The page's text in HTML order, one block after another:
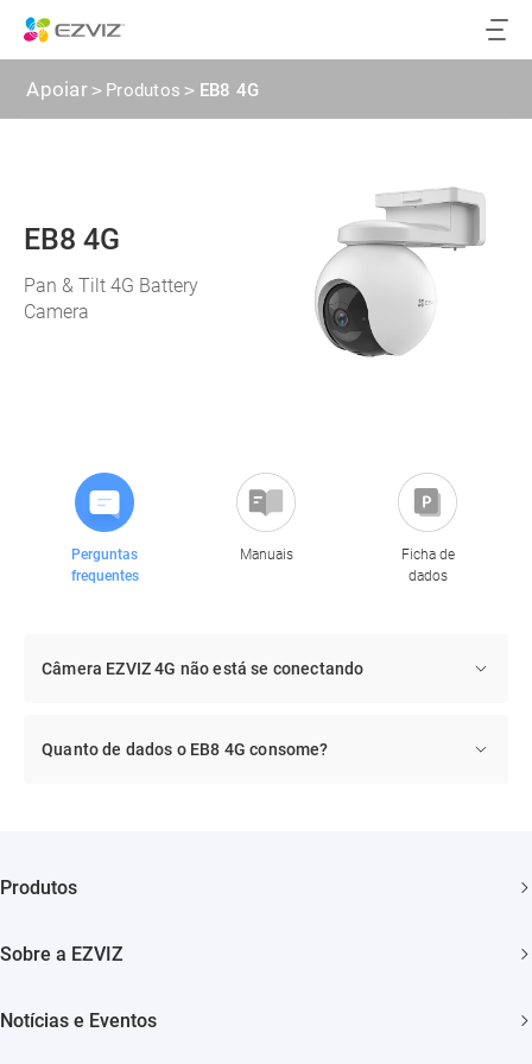
Apoiar> Produtos > EB8 4G
EB8 4G
Pan & Tilt 4G Battery
Camera
Perguntas
frequentes
Manuais
Ficha de
dados
Câmera EZVIZ 4G não está se conectando
Quanto de dados o EB8 4G consome?
Produtos
Camêra Wi-Fi Externa
Sobre a EZVIZ
Notícias e Eventos